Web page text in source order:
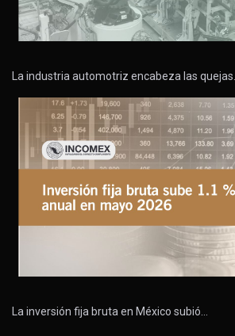
La industria automotriz encabeza las quejas…
La inversión fija bruta en México subió…